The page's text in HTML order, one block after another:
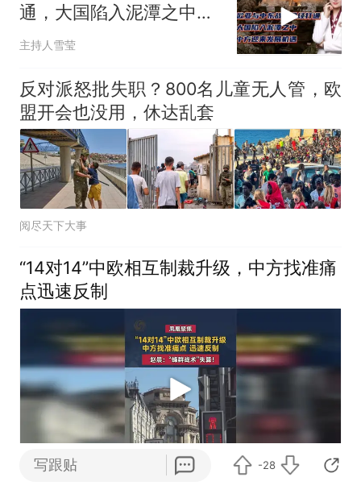
通，大国陷入泥潭之中，
中方迎来发展机遇？
主持人雪莹
反对派怒批失职？800名儿童无人管，欧
盟开会也没用，休达乱套
阅尽天下大事
“14对14”中欧相互制裁升级，中方找准痛
点迅速反制
写跟贴 -28